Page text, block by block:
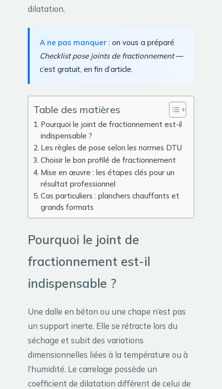
dilatation.
A ne pas manquer : on vous a préparé
Checklist pose joints de fractionnement—
c’est gratuit, en fin d’article.
Table des matières
Pourquoi le joint de fractionnement est-il
indispensable ?
Les règles de pose selon les normes DTU
Choisir le bon profilé de fractionnement
Mise en œuvre : les étapes clés pour un
résultat professionnel
Cas particuliers : planchers chauffants et
grands formats
Pourquoi le joint de
fractionnement est-il
indispensable ?
Une dalle en béton ou une chape n’est pas
un support inerte. Elle se rétracte lors du
séchage et subit des variations
dimensionnelles liées à la température ou à
l’humidité. Le carrelage possède un
coefficient de dilatation différent de celui de